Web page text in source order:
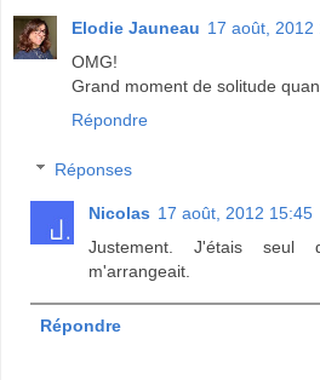
Elodie Jauneau 17 août, 2012
OMG!
Grand moment de solitude
Répondre
Réponses
Nicolas 17 août, 2012 15:45
Justement. J'étais
m'arrangeait.
Répondre